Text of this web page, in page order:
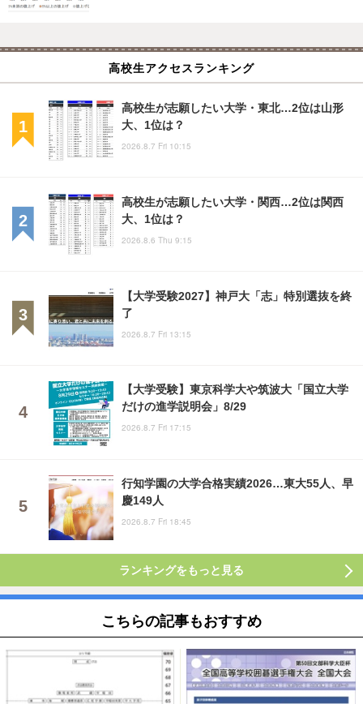
高校生アクセスランキング
高校生が志願したい大学・東北…2位は山形
大、1位は？
2026.8.7 Fri 10:15
高校生が志願したい大学・関西…2位は関西
大、1位は？
2026.8.6 Thu 9:15
【大学受験2027】神戸大「志」特別選抜を終
了
2026.8.7 Fri 13:15
【大学受験】東京科学大や筑波大「国立大学
だけの進学説明会」8/29
2026.8.7 Fri 17:15
行知学園の大学合格実績2026…東大55人、早
慶149人
2026.8.7 Fri 18:45
ランキングをもっと見る
こちらの記事もおすすめ